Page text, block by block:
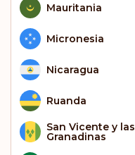
Mauritania
Micronesia
Nicaragua
Ruanda
San Vicente y las
Granadinas